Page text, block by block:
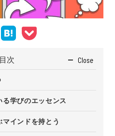
目次 Close
学びのエッセンス
インドを持とう